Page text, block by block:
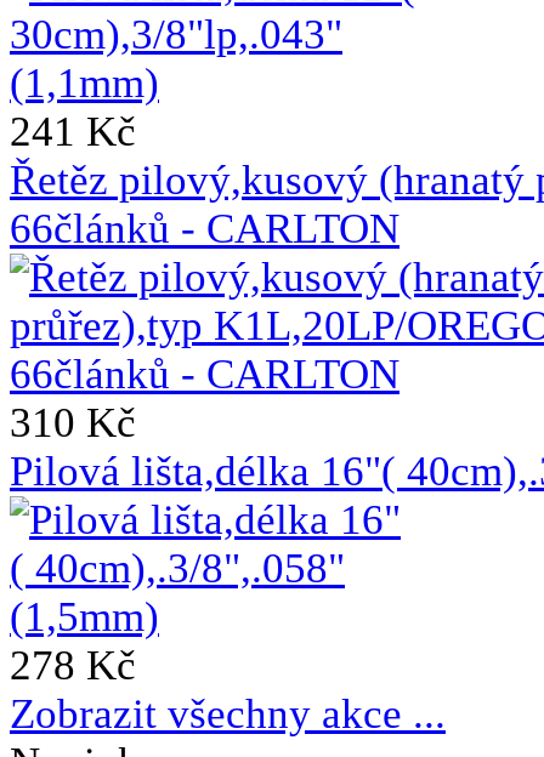
241 Kč
Řetěz pilový,kusový
66článků - CARLTON
310 Kč
Pilová lišta,délka 16"(
278 Kč
Zobrazit všechny akce ...